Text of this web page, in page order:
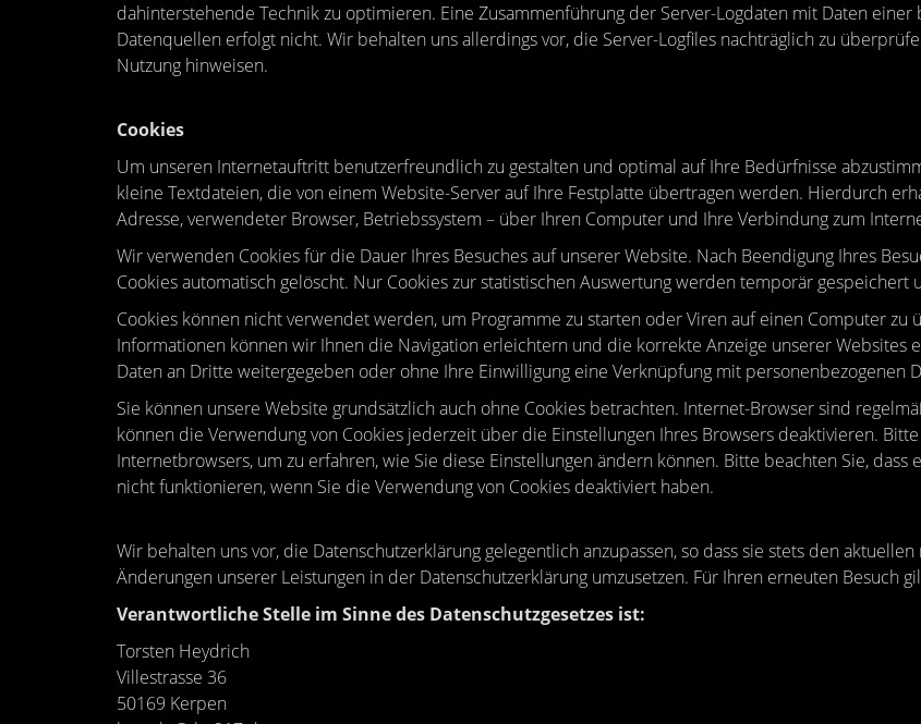
dahinterstehende Technik zu optimieren. Eine Zusammenführung der Server-Logdaten mit Daten
Datenquellen erfolgt nicht. Wir behalten uns allerdings vor, die Server-Logfiles nachträglich zu
Nutzung hinweisen.
Cookies
Um unseren Internetauftritt benutzerfreundlich zu gestalten und optimal auf Ihre Bedürfnisse
kleine Textdateien, die von einem Website-Server auf Ihre Festplatte übertragen werden. Hierdurch
Adresse, verwendeter Browser, Betriebssystem – über Ihren Computer und Ihre Verbindung zum
Wir verwenden Cookies für die Dauer Ihres Besuches auf unserer Website. Nach Beendigung Ihres
Cookies automatisch gelöscht. Nur Cookies zur statistischen Auswertung werden temporär
Cookies können nicht verwendet werden, um Programme zu starten oder Viren auf einen Computer
Informationen können wir Ihnen die Navigation erleichtern und die korrekte Anzeige unserer Websites
Daten an Dritte weitergegeben oder ohne Ihre Einwilligung eine Verknüpfung mit personenbezogenen
Sie können unsere Website grundsätzlich auch ohne Cookies betrachten. Internet-Browser sind
können die Verwendung von Cookies jederzeit über die Einstellungen Ihres Browsers deaktivieren.
Internetbrowsers, um zu erfahren, wie Sie diese Einstellungen ändern können. Bitte beachten Sie,
nicht funktionieren, wenn Sie die Verwendung von Cookies deaktiviert haben.
Wir behalten uns vor, die Datenschutzerklärung gelegentlich anzupassen, so dass sie stets den
Änderungen unserer Leistungen in der Datenschutzerklärung umzusetzen. Für Ihren erneuten Besuch
Verantwortliche Stelle im Sinne des Datenschutzgesetzes ist:
Torsten Heydrich
Villestrasse 36
50169 Kerpen